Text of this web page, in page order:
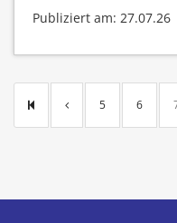
Publiziert am: 27.07.26
5 6